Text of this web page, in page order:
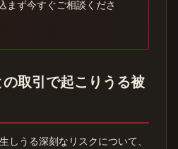
まず今すぐご相談くださ
取引で起こりうる被
しうる深刻なリスクについて、